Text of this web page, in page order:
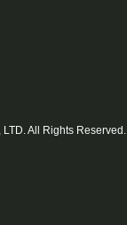
All Rights Reserved.